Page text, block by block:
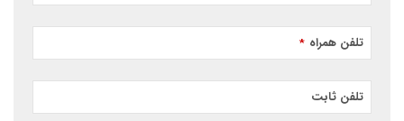
تلفن همراه *
تلفن ثابت